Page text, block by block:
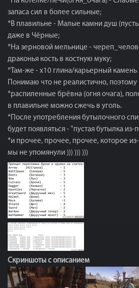
запаса сил в более сильные;
*В плавильне - Малые камни душ
даже в Чёрные;
*На зерновой мельнице -
драконья кость в костную муку;
*Там-же - х10 глина/карьерный камень
Понимаю что не реалистично, поэтому
*распиленные брёвна (огня очага),
в плавильне можно сжечь в уголь.
*После употребления бутылочного
будет появляться - "пустая бутылка из-
*и прочее, прочее, прочее, которое
мы не упомянули ))) ))) )))
Скриншоты с описанием